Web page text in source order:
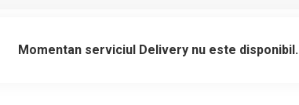
Momentan serviciul Delivery nu este disponibil.